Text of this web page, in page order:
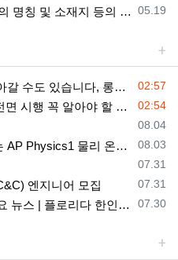
등록일
05.19
제21대 대통령선거 재외투표소의 명칭 및 소재지 등의 공고/올랜도 제외 투표소
등록일
02:57
습니다, 롱텀케어 준비 하기
등록일
02:54
행 꼭 알아야 할 4가지!!
등록일
08.04
등록일
08.03
[8월 무료] 공대 교수가 설명하는 AP Physics1 물리 온라인 강의
등록일
07.31
등록일
07.31
엔지니어 모집
등록일
07.30
(2026년 7월 29일) 플로리다 주요 뉴스 | 플로리다 한인 닷컴